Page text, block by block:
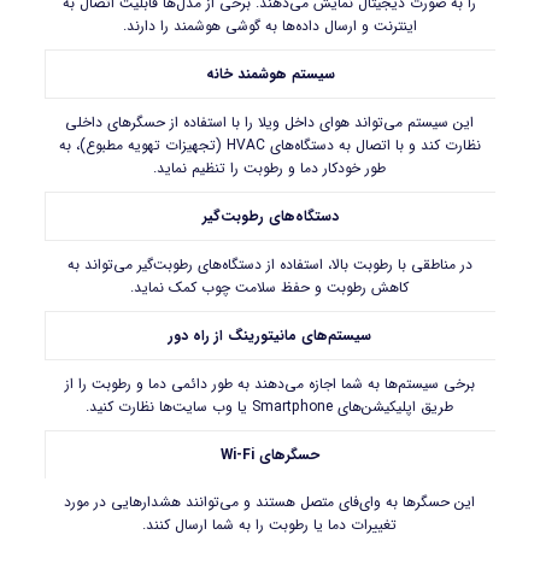
اینترنت و ارسال داده‌ها به گوشی هوشمند را دارند.
سیستم‌ هوشمند خانه
این سیستم‌ می‌تواند هوای داخل ویلا را با استفاده از حسگرهای داخلی
نظارت کند و با اتصال به دستگاه‌های HVAC (تجهیزات تهویه مطبوع)، به
طور خودکار دما و رطوبت را تنظیم نماید.
دستگاه‌های رطوبت‌گیر
در مناطقی با رطوبت بالا، استفاده از دستگاه‌های رطوبت‌گیر می‌تواند به
کاهش رطوبت و حفظ سلامت چوب کمک نماید.
سیستم‌های مانیتورینگ از راه دور
برخی سیستم‌ها به شما اجازه می‌دهند به طور دائمی دما و رطوبت را از
طریق اپلیکیشن‌های Smartphone یا وب سایت‌ها نظارت کنید.
حسگرهای Wi-Fi
این حسگرها به وای‌فای متصل هستند و می‌توانند هشدارهایی در مورد
تغییرات دما یا رطوبت را به شما ارسال کنند.